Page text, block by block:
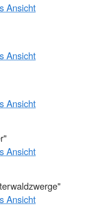
Ansicht
Ansicht
Ansicht
Ansicht
Ansicht